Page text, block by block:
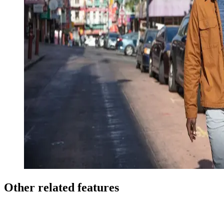
Other related features